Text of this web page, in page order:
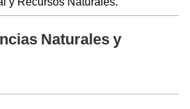
Naturales y